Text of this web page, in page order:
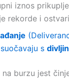
iznos
rekorde i
s
burzu jest